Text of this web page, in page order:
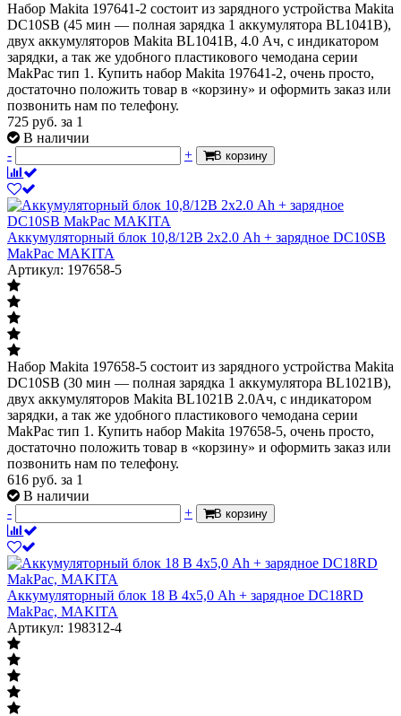
Набор Makita 197641-2 состоит из зарядного устройства Makita
DC10SB (45 мин — полная зарядка 1 аккумулятора BL1041B),
двух аккумуляторов Makita BL1041B, 4.0 Ач, с индикатором
зарядки, а так же удобного пластикового чемодана серии
MakPac тип 1. Купить набор Makita 197641-2, очень просто,
достаточно положить товар в «корзину» и оформить заказ или
позвонить нам по телефону.
725 руб. за 1
В наличии
-
+ В корзину
Аккумуляторный блок 10,8/12В 2х2.0 Ah + зарядное DC10SB
MakPac MAKITA
Артикул: 197658-5
Набор Makita 197658-5 состоит из зарядного устройства Makita
DC10SB (30 мин — полная зарядка 1 аккумулятора BL1021B),
двух аккумуляторов Makita BL1021B 2.0Ач, с индикатором
зарядки, а так же удобного пластикового чемодана серии
MakPac тип 1. Купить набор Makita 197658-5, очень просто,
достаточно положить товар в «корзину» и оформить заказ или
позвонить нам по телефону.
616 руб. за 1
В наличии
-
+ В корзину
Аккумуляторный блок 18 В 4х5,0 Ah + зарядное DC18RD
MakPac, MAKITA
Артикул: 198312-4